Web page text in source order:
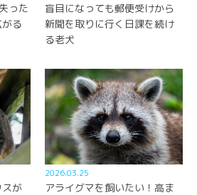
った
る
盲目になっても郵便受けから
新聞を取りに行く日課を続け
る老犬
が
2026.03.25
アライグマを飼いたい！高ま